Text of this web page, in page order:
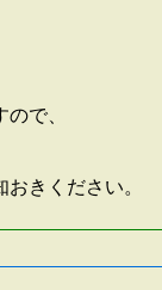
で、
きください。